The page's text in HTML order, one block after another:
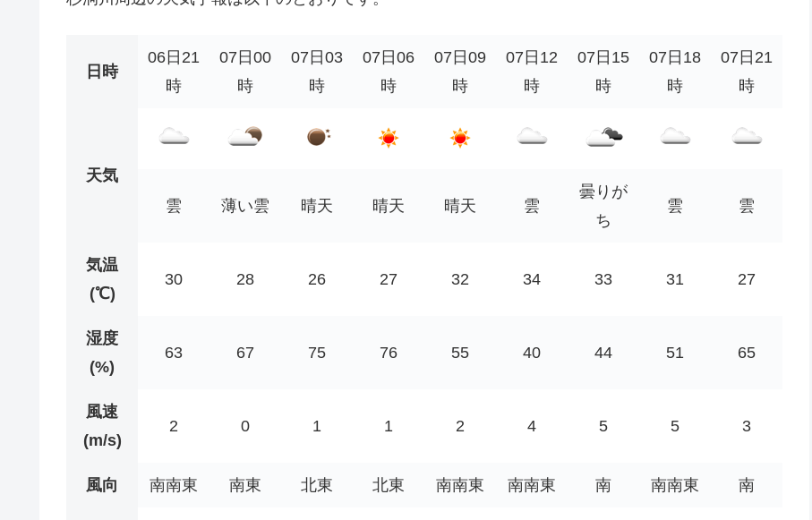
日時
06日21
時
07日00
時
07日03
時
07日06
時
07日09
時
07日12
時
07日15
時
07日18
時
07日21
時
天気
雲
薄い雲 晴天 晴天 晴天 雲
曇りが
ち
雲 雲
気温
(℃)
30 28 26 27 32 34 33 31 27
湿度
(%)
63 67 75 76 55 40 44 51 65
風速
(m/s)
2 0 1 1 2 4 5 5 3
風向 南南東 南東 北東 北東 南南東 南南東 南 南南東 南